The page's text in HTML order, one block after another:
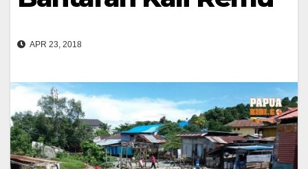
APR 23, 2018